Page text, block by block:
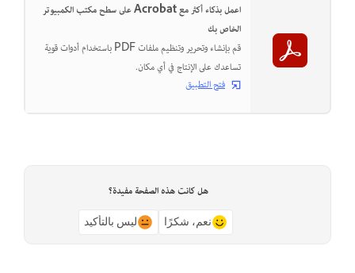
اعمل بذكاء أكثر مع Acrobat على سطح مكتب الكمبيوتر
الخاص بك
قم بإنشاء وتحرير وتنظيم ملفات PDF باستخدام أدوات قوية
تساعدك على الإنتاج في أي مكان.
فتح التطبيق
هل كانت هذه الصفحة مفيدة؟
نعم، شكرًا ليس بالتأكيد